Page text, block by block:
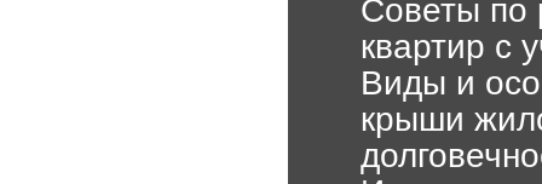
Советы по
квартир с
Виды и
крыши